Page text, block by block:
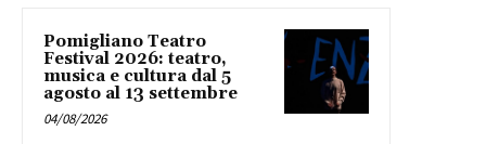
Pomigliano Teatro
Festival 2026: teatro,
musica e cultura dal 5
agosto al 13 settembre
04/08/2026